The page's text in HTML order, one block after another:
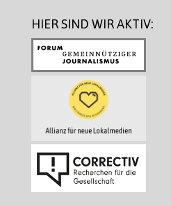
HIER SIND WIR AKTIV: